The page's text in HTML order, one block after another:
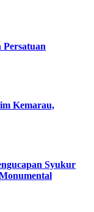
Kemarau,
Syukur